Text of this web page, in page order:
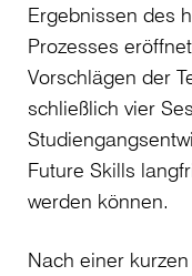
Ergebnissen des
Prozesses
Vorschlägen der
schließlich vier
Future Skills
werden können.
Nach einer